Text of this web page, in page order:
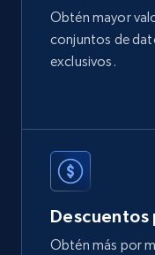
Etsy
price, and more.
eCommerce
Obtén mayor
conjuntos de
exclusivos.
Descuentos
Obtén más por